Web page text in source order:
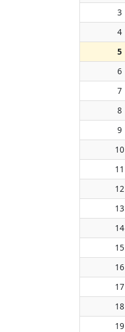
3
4
5
6
7
8
9
10
11
12
13
14
15
16
17
18
19